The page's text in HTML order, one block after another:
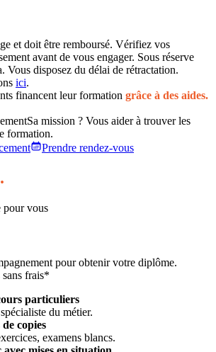
et doit être remboursé. Vérifiez vos
avant de vous engager. Sous réserve
Vous disposez du délai de rétractation.
ici.
financent leur formation grâce à des aides.
Sa mission ? Vous aider à trouver les
formation.
Prendre rendez-vous
pour vous
pour obtenir votre diplôme.
frais*
particuliers
du métier.
copies
examens blancs.